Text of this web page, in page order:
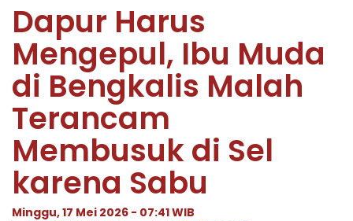
Dapur Harus
Mengepul, Ibu Muda
di Bengkalis Malah
Terancam
Membusuk di Sel
karena Sabu
Minggu, 17 Mei 2026 - 07:41 WIB